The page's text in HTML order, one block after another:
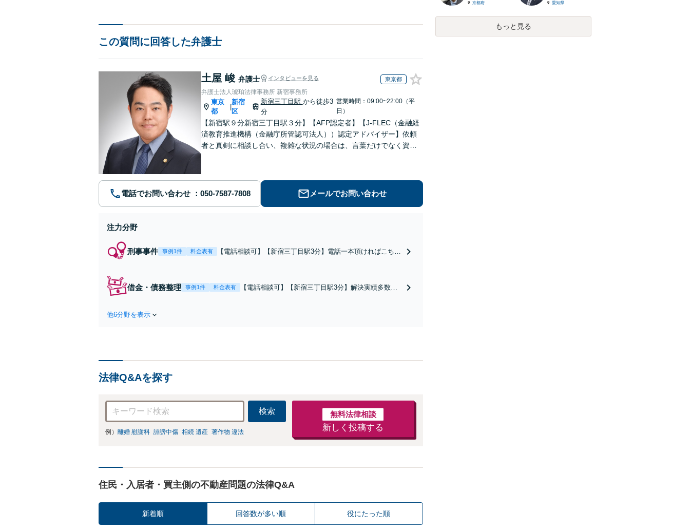
この質問に回答した弁護士
土屋 峻 弁護士 インタビューを見る 東京都
弁護士法人琥珀法律事務所 新宿事務所
東京
都
|
新宿
区
新宿三丁目駅 から徒歩3
分
営業時間：09:00~22:00（平
日）
【新宿駅９分新宿三丁目駅３分】【AFP認定者】【J-FLEC（金融経
済教育推進機構（金融庁所管認可法人））認定アドバイザー】依頼
者と真剣に相談し合い、複雑な状況の場合は、言葉だけでなく資料
電話でお問い合わせ メールでお問い合わせ
注力分野
刑事事件 事例1件 料金表有
【電話相談可】【新宿三丁目駅3分】電話一本頂ければこちら
渉など、お任せください【休日・夜間相談可】
借金・債務整理 事例1件 料金表有
【電話相談可】【新宿三丁目駅3分】解決実績多数。
他6分野を表示
法律Q&Aを探す
検索
例） 離婚 慰謝料 誹謗中傷 相続 遺産 著作物 違法
無料法律相談
新しく投稿する
住民・入居者・買主側の不動産問題の法律Q&A
新着順 回答数が多い順 役にたった順
京都府
愛知県
もっと見る